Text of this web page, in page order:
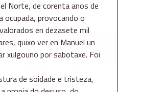
Norte, de corenta anos de
ocupada, provocando o
en dezasete mil
quixo ver en Manuel un
xulgouno por sabotaxe. Foi
de soidade e tristeza,